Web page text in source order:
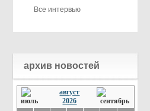
Все интервью
архив новостей
август
2026